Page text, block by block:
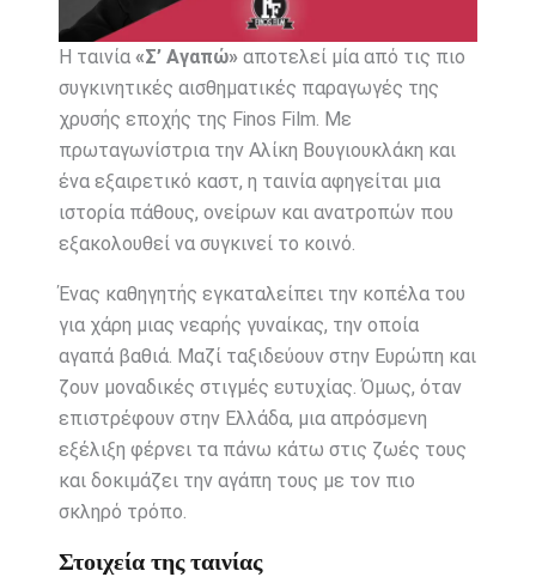
Η ταινία «Σ’ Αγαπώ»αποτελεί μία από τις πιο
συγκινητικές αισθηματικές παραγωγές της
χρυσής εποχής της Finos Film. Με
πρωταγωνίστρια την Αλίκη Βουγιουκλάκη και
ένα εξαιρετικό καστ, η ταινία αφηγείται μια
ιστορία πάθους, ονείρων και ανατροπών που
εξακολουθεί να συγκινεί το κοινό.
Ένας καθηγητής εγκαταλείπει την κοπέλα του
για χάρη μιας νεαρής γυναίκας, την οποία
αγαπά βαθιά. Μαζί ταξιδεύουν στην Ευρώπη και
ζουν μοναδικές στιγμές ευτυχίας. Όμως, όταν
επιστρέφουν στην Ελλάδα, μια απρόσμενη
εξέλιξη φέρνει τα πάνω κάτω στις ζωές τους
και δοκιμάζει την αγάπη τους με τον πιο
σκληρό τρόπο.
Στοιχεία της ταινίας